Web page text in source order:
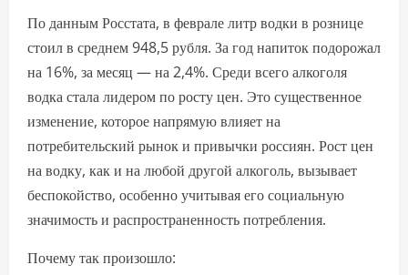
По данным Росстата, в феврале литр водки в рознице
стоил в среднем 948,5 рубля. За год напиток подорожал
на 16%, за месяц — на 2,4%. Среди всего алкоголя
водка стала лидером по росту цен. Это существенное
изменение, которое напрямую влияет на
потребительский рынок и привычки россиян. Рост цен
на водку, как и на любой другой алкоголь, вызывает
беспокойство, особенно учитывая его социальную
значимость и распространенность потребления.
Почему так произошло: